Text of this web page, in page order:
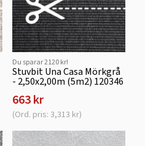
Du sparar 2120 kr!
Stuvbit Una Casa Mörkgrå
- 2,50x2,00m (5m2) 120346
663 kr
(Ord. pris: 3,313 kr)